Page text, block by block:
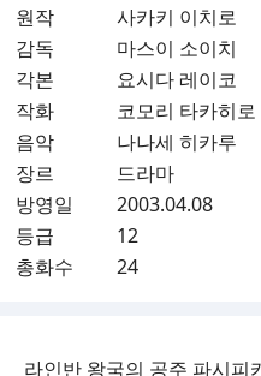
원작
사카키 이치로
감독
마스이 소이치
각본
요시다 레이코
작화
코모리 타카히로
음악
나나세 히카루
장르
드라마
방영일
2003.04.08
등급
12
총화수
24
라인반 왕국의 공주 파시피